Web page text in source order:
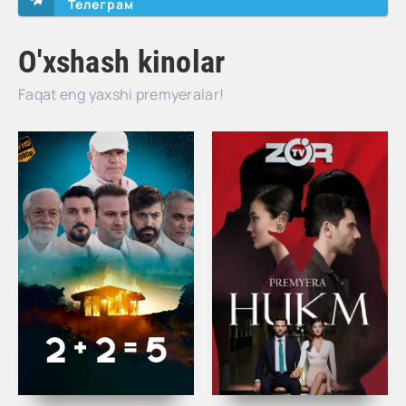
O'xshash kinolar
Faqat eng yaxshi premyeralar!
Телеграм